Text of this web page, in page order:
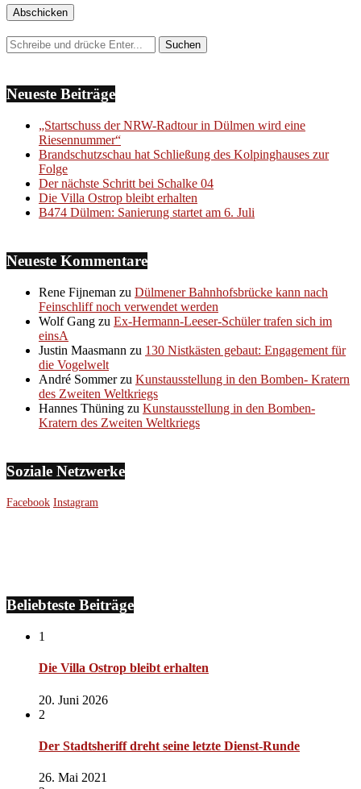
Neueste Beiträge
„Startschuss der NRW-Radtour in Dülmen wird eine
Riesennummer“
Brandschutzschau hat Schließung des Kolpinghauses zur
Folge
Der nächste Schritt bei Schalke 04
Die Villa Ostrop bleibt erhalten
B474 Dülmen: Sanierung startet am 6. Juli
Neueste Kommentare
Rene Fijneman zu Dülmener Bahnhofsbrücke kann nach
Feinschliff noch verwendet werden
Wolf Gang zu Ex-Hermann-Leeser-Schüler trafen sich im
einsA
Justin Maasmann zu 130 Nistkästen gebaut: Engagement für
die Vogelwelt
André Sommerzu Kunstausstellung in den Bomben- Kratern
des Zweiten Weltkriegs
Hannes Thüning zu Kunstausstellung in den Bomben-
Kratern des Zweiten Weltkriegs
Soziale Netzwerke
Facebook Instagram
Beliebteste Beiträge
1
Die Villa Ostrop bleibt erhalten
20. Juni 2026
2
Der Stadtsheriff dreht seine letzte Dienst-Runde
26. Mai 2021